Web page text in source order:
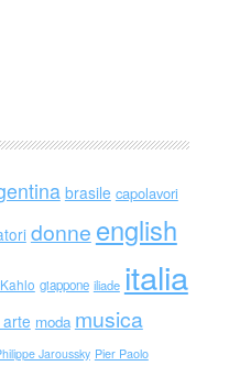
brasile capolavori
donne english
giappone iliade italia
moda musica
Jaroussky Pier Paolo